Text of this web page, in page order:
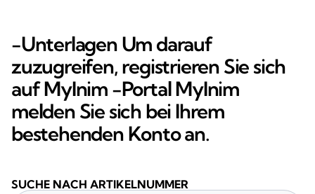
-Unterlagen Um darauf
zuzugreifen, registrieren Sie sich
auf MyInim -Portal MyInim
melden Sie sich bei Ihrem
bestehenden Konto an.
SUCHE NACH ARTIKELNUMMER